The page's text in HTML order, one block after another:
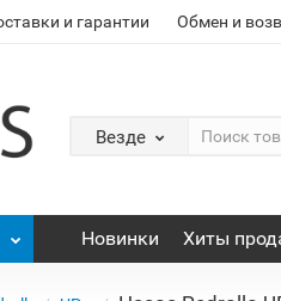
и гарантии Обмен и
Везде
Новинки Хиты